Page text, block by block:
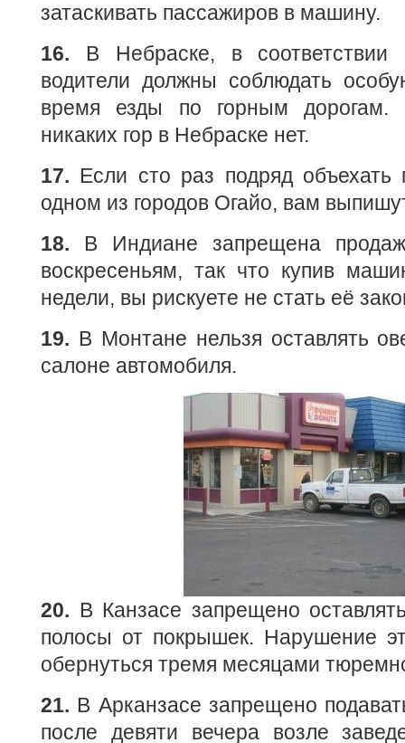
затаскивать пассажиров в машину.
16. В Небраске, в
водители должны соблюдать
время езды по горным
никаких гор в Небраске нет.
17. Если сто раз подряд
одном из городов Огайо, вам
18. В Индиане запрещена
воскресеньям, так что купив
недели, вы рискуете не стать её
19. В Монтане нельзя оставлять
салоне автомобиля.
20. В Канзасе запрещено
полосы от покрышек. Нарушение
обернуться тремя месяцами
21. В Арканзасе запрещено
после девяти вечера возле